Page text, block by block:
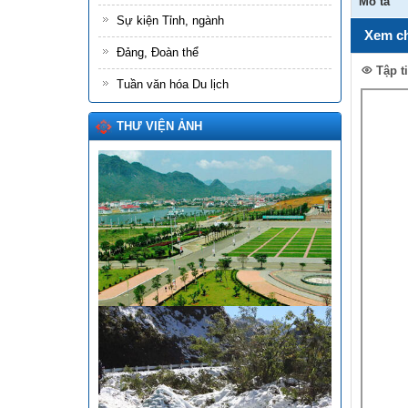
Sự kiện Tỉnh, ngành
Đảng, Đoàn thể
Tuần văn hóa Du lịch
THƯ VIỆN ẢNH
Xem
Tập